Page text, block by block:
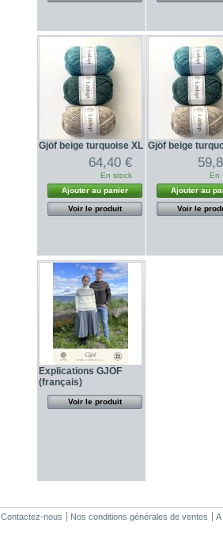
Gjöf beige turquoise XL
64,40 €
En stock
Ajouter au panier
Voir le produit
Gjöf beige
En
Ajouter au
Voir le
Explications GJÖF
(français)
Voir le produit
Contactez-nous Nos conditions générales de ventes A